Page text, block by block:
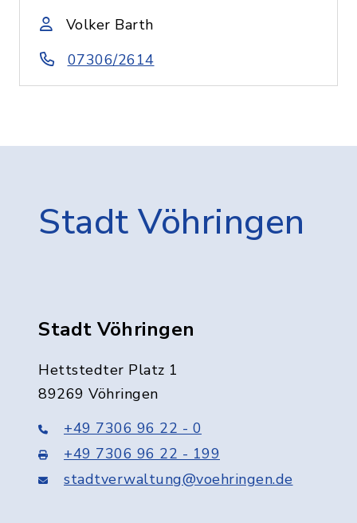
Volker Barth
07306/2614
Stadt Vöhringen
Stadt Vöhringen
Hettstedter Platz 1
89269 Vöhringen
+49 7306 96 22 - 0
+49 7306 96 22 - 199
stadtverwaltung@voehringen.de